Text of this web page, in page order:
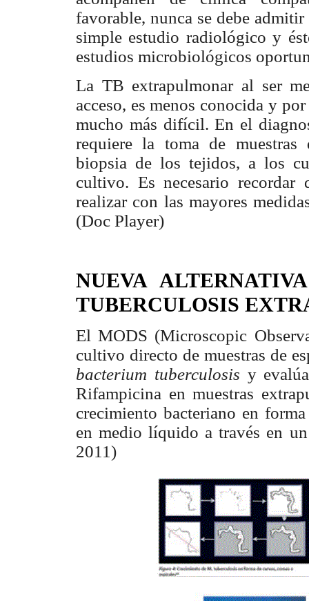
favorable, nunca se debe
simple estudio radiológico y
estudios microbiológicos
La TB extrapulmonar al ser
acceso, es menos conocida y
mucho más difícil. En el
requiere la toma de muestras
biopsia de los tejidos, a los
cultivo. Es necesario recordar
realizar con las mayores
(Doc Player)
NUEVA
TUBERCULOSIS
El MODS (Microscopic
cultivo directo de muestras de
bacterium tuberculosis y
Rifampicina en muestras
crecimiento bacteriano en
en medio líquido a través en
2011)